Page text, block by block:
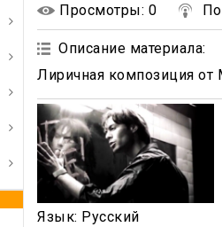
Просмотры: 0
Описание материала:
Лиричная композиция от
Язык: Русский